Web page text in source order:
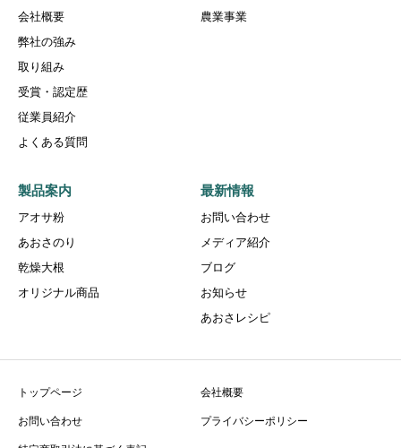
会社概要
弊社の強み
取り組み
受賞・認定歴
従業員紹介
よくある質問
農業事業
製品案内
アオサ粉
あおさのり
乾燥大根
オリジナル商品
最新情報
お問い合わせ
メディア紹介
ブログ
お知らせ
あおさレシピ
トップページ
会社概要
お問い合わせ
プライバシーポリシー